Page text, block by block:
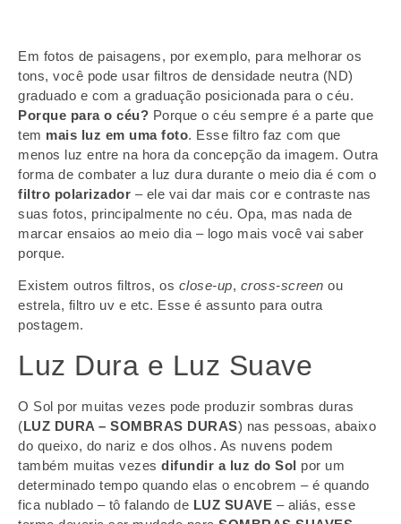
Em fotos de paisagens, por exemplo, para melhorar os
tons, você pode usar filtros de densidade neutra (ND)
graduado e com a graduação posicionada para o céu.
Porque para o céu? Porque o céu sempre é a parte que
tem mais luz em uma foto. Esse filtro faz com que
menos luz entre na hora da concepção da imagem. Outra
forma de combater a luz dura durante o meio dia é com o
filtro polarizador – ele vai dar mais cor e contraste nas
suas fotos, principalmente no céu. Opa, mas nada de
marcar ensaios ao meio dia – logo mais você vai saber
porque.
Existem outros filtros, os close-up, cross-screen ou
estrela, filtro uv e etc. Esse é assunto para outra
postagem.
Luz Dura e Luz Suave
O Sol por muitas vezes pode produzir sombras duras
(LUZ DURA – SOMBRAS DURAS) nas pessoas, abaixo
do queixo, do nariz e dos olhos. As nuvens podem
também muitas vezes difundir a luz do Sol por um
determinado tempo quando elas o encobrem – é quando
fica nublado – tô falando de LUZ SUAVE – aliás, esse